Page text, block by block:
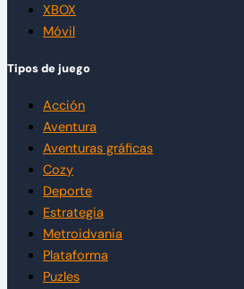
XBOX
Móvil
Tipos de juego
Acción
Aventura
Aventuras gráficas
Cozy
Deporte
Estrategia
Metroidvania
Plataforma
Puzles